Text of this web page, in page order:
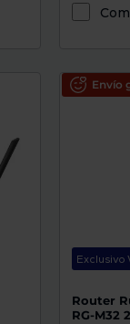
Envío
Exclusivo
Router
RG-M32